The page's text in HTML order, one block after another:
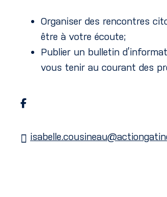
Organiser des rencontres
être à votre écoute;
Publier un bulletin
vous tenir au courant des